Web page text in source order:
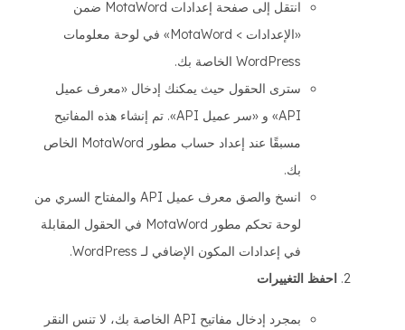
انتقل إلى صفحة إعدادات MotaWord ضمن
«الإعدادات > MotaWord» في لوحة معلومات
WordPress الخاصة بك.
سترى الحقول حيث يمكنك إدخال «معرف عميل
API» و «سر عميل API». تم إنشاء هذه المفاتيح
مسبقًا عند إعداد حساب مطور MotaWord الخاص
بك.
انسخ والصق معرف عميل API والمفتاح السري من
لوحة تحكم مطور MotaWord في الحقول المقابلة
في إعدادات المكون الإضافي لـ WordPress.
احفظ التغييرات
بمجرد إدخال مفاتيح API الخاصة بك، لا تنس النقر